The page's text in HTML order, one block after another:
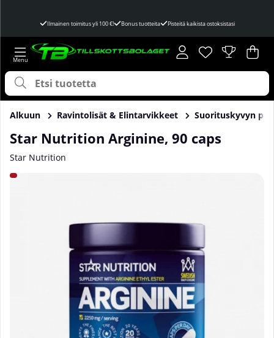
Ilmainen toimitus yli 100 €! Bonus tuotteita Pisteitä kaikista ostoksistasi
Toivelista
Lukumäärä
. .
Alkuun Ravintolisät & Elintarvikkeet Suorituskyvyn
Star Nutrition Arginine, 90 caps
Star Nutrition
Tuotekuvat Star Nutrition Arginine, 90 caps